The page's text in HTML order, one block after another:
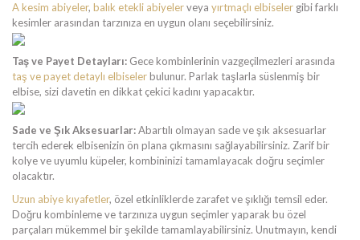
A kesim abiyeler, balık etekli abiyelerveya yırtmaçlı elbiseler gibi farklı
kesimler arasından tarzınıza en uygun olanı seçebilirsiniz.
Taş ve Payet Detayları: Gece kombinlerinin vazgeçilmezleri arasında
taş ve payet detaylı elbiselerbulunur. Parlak taşlarla süslenmiş bir
elbise, sizi davetin en dikkat çekici kadını yapacaktır.
Sade ve Şık Aksesuarlar:Abartılı olmayan sade ve şık aksesuarlar
tercih ederek elbisenizin ön plana çıkmasını sağlayabilirsiniz. Zarif bir
kolye ve uyumlu küpeler, kombininizi tamamlayacak doğru seçimler
olacaktır.
Uzun abiye kıyafetler, özel etkinliklerde zarafet ve şıklığı temsil eder.
Doğru kombinleme ve tarzınıza uygun seçimler yaparak bu özel
parçaları mükemmel bir şekilde tamamlayabilirsiniz. Unutmayın, kendi